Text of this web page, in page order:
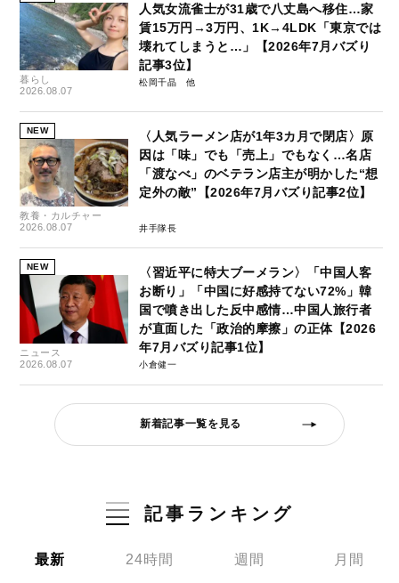
暮らし
2026.08.07
人気女流雀士が31歳で八丈島へ移住…家
賃15万円→3万円、1K→4LDK「東京では
壊れてしまうと…」【2026年7月バズり
記事3位】
松岡千晶
NEW
教養・カルチャー
2026.08.07
〈人気ラーメン店が1年3カ月で閉店〉原
因は「味」でも「売上」でもなく…名店
「渡なべ」のベテラン店主が明かした“想
定外の敵”【2026年7月バズり記事2位】
井手隊長
NEW
ニュース
2026.08.07
〈習近平に特大ブーメラン〉「中国人客
お断り」「中国に好感持てない72%」韓
国で噴き出した反中感情…中国人旅行者
が直面した「政治的摩擦」の正体【2026
年7月バズり記事1位】
小倉健一
新着記事一覧を見る
記事ランキング
最新 24時間 週間 月間